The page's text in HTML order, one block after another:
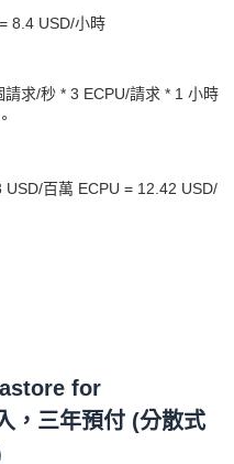
8.4 USD/小時
求/秒 * 3 ECPU/請求 * 1 小時
百萬 ECPU = 12.42 USD/
for
，三年預付 (分散式